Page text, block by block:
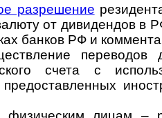
раз­ре­ше­ние
от ди­ви­ден­дов в
бан­ков РФ и
переводов
счета с